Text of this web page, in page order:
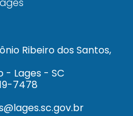
Ribeiro dos Santos,
- Lages - SC
7478